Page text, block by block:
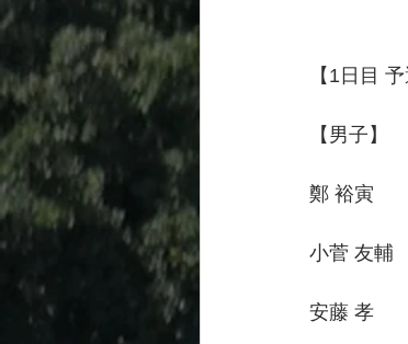
【1日目
【男子】
鄭 裕寅　
小菅 友輔
安藤 孝　